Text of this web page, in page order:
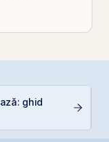
ghid